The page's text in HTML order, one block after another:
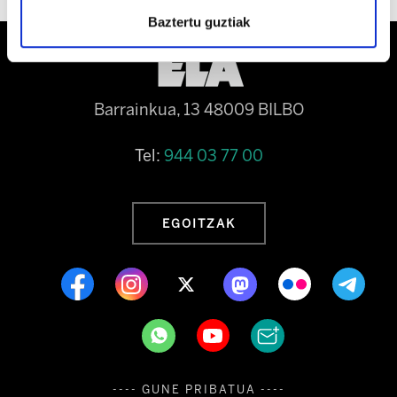
Baztertu guztiak
Barrainkua, 13 48009 BILBO
Tel: 944 03 77 00
EGOITZAK
---- GUNE PRIBATUA ----